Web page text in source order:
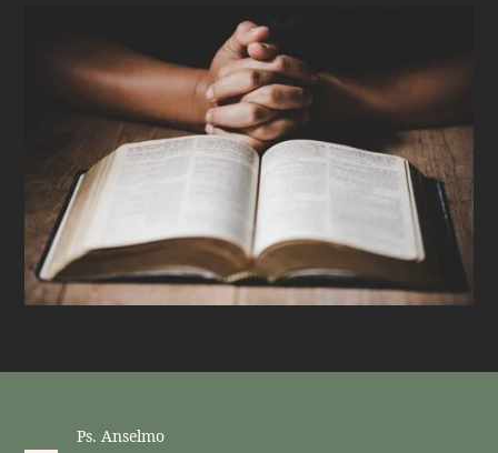
Ps. Anselmo